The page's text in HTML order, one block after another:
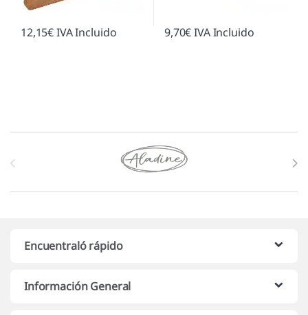
12,15€IVA Incluido 9,70€IVA Incluido
Marcas De Carrusel
Encuentraló rápido
Información General